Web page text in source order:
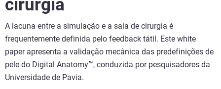
cirurgia
A lacuna entre a simulação e a sala de cirurgia é
frequentemente definida pelo feedback tátil. Este white
paper apresenta a validação mecânica das predefinições de
pele do Digital Anatomy™, conduzida por pesquisadores da
Universidade de Pavia.